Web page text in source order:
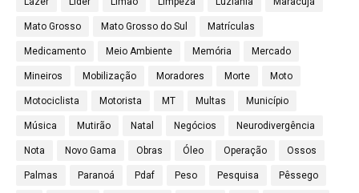
Mato Grosso Mato Grosso do Sul Matrículas
Medicamento Meio Ambiente Memória Mercado
Mineiros Mobilização Moradores Morte Moto
Motociclista Motorista MT Multas Município
Música Mutirão Natal Negócios Neurodivergência
Nota Novo Gama Obras Óleo Operação Ossos
Palmas Paranoá Pdaf Peso Pesquisa Pêssego